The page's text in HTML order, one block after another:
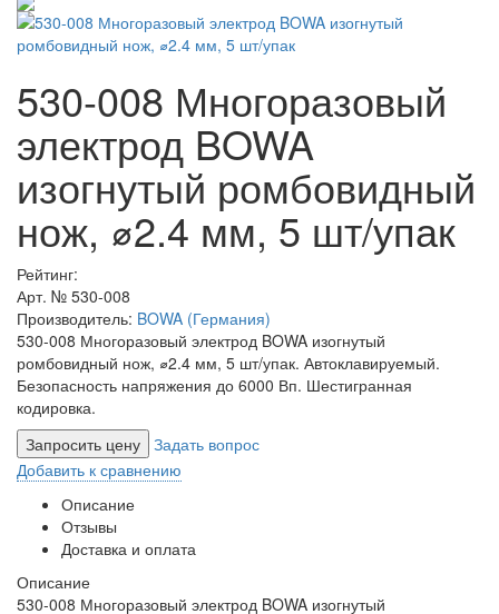
530-008 Многоразовый
электрод BOWA
изогнутый ромбовидный
нож, ⌀2.4 мм, 5 шт/упак
Рейтинг:
Арт. № 530-008
Производитель: BOWA (Германия)
530-008 Многоразовый электрод BOWA изогнутый
ромбовидный нож, ⌀2.4 мм, 5 шт/упак. Автоклавируемый.
Безопасность напряжения до 6000 Вп. Шестигранная
кодировка.
Запросить цену Задать вопрос
Добавить к сравнению
Описание
Отзывы
Доставка и оплата
Описание
530-008 Многоразовый электрод BOWA изогнутый